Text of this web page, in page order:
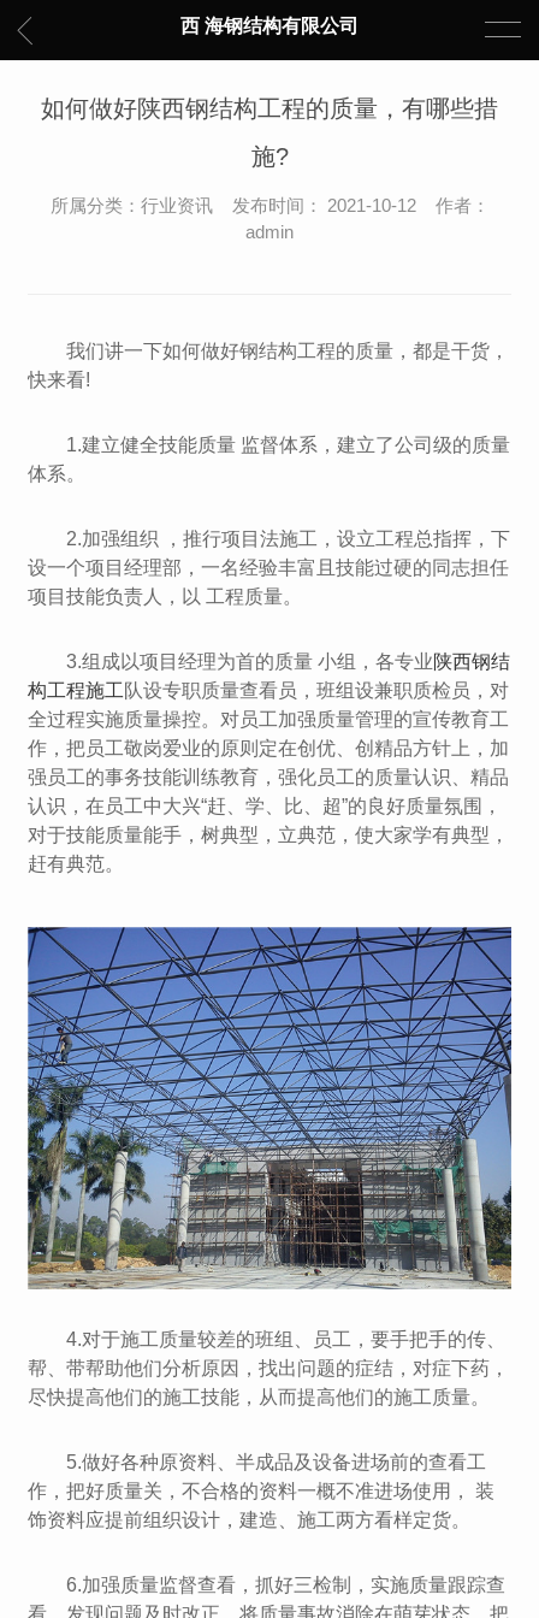
西 海钢结构有限公司
如何做好陕西钢结构工程的质量，有哪些措
施?
所属分类：行业资讯 发布时间： 2021-10-12 作者：
admin
我们讲一下如何做好钢结构工程的质量，都是干货，
快来看!
1.建立健全技能质量 监督体系，建立了公司级的质量
体系。
2.加强组织 ，推行项目法施工，设立工程总指挥，下
设一个项目经理部，一名经验丰富且技能过硬的同志担任
项目技能负责人，以 工程质量。
3.组成以项目经理为首的质量 小组，各专业陕西钢结
构工程施工 队设专职质量查看员，班组设兼职质检员，对
全过程实施质量操控。对员工加强质量管理的宣传教育工
作，把员工敬岗爱业的原则定在创优、创精品方针上，加
强员工的事务技能训练教育，强化员工的质量认识、精品
认识，在员工中大兴“赶、学、比、超”的良好质量氛围，
对于技能质量能手，树典型，立典范，使大家学有典型，
赶有典范。
4.对于施工质量较差的班组、员工，要手把手的传、
帮、带帮助他们分析原因，找出问题的症结，对症下药，
尽快提高他们的施工技能，从而提高他们的施工质量。
5.做好各种原资料、半成品及设备进场前的查看工
作，把好质量关，不合格的资料一概不准进场使用， 装
饰资料应提前组织设计，建造、施工两方看样定货。
6.加强质量监督查看，抓好三检制，实施质量跟踪查
看，发现问题及时改正，将质量事故消除在萌芽状态。把